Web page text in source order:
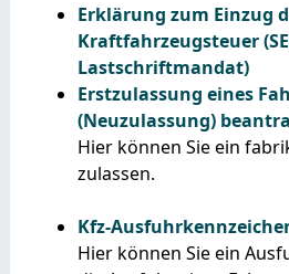
Erklärung zum Einzug
Kraftfahrzeugsteuer
Lastschriftmandat)
Erstzulassung eines
(Neuzulassung)
Hier können Sie ein
zulassen.
Kfz-
Hier können Sie ein